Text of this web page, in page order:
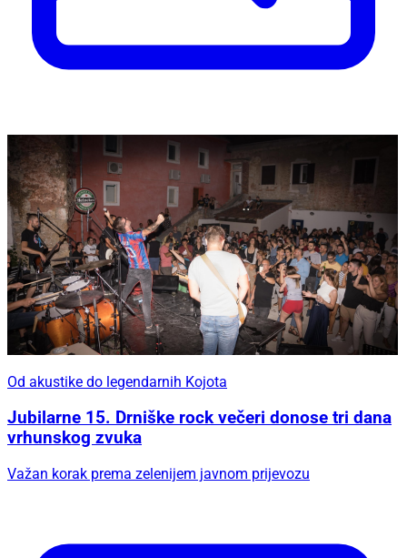
Od akustike do legendarnih Kojota
Jubilarne 15. Drniške rock večeri donose tri dana
vrhunskog zvuka
Važan korak prema zelenijem javnom prijevozu